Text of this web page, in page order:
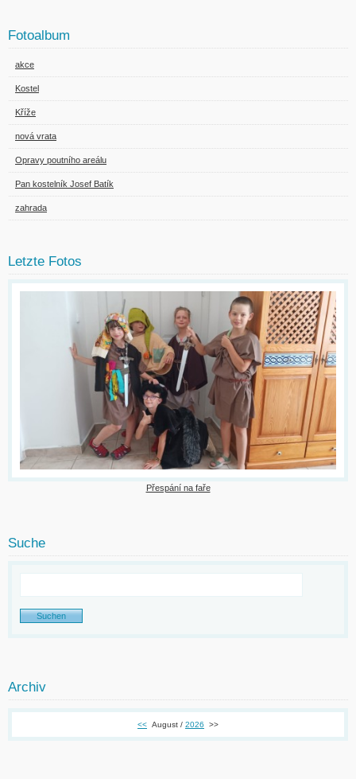
Fotoalbum
akce
Kostel
Kříže
nová vrata
Opravy poutního areálu
Pan kostelník Josef Batík
zahrada
Letzte Fotos
Přespání na faře
Suche
Archiv
<< August / 2026 >>